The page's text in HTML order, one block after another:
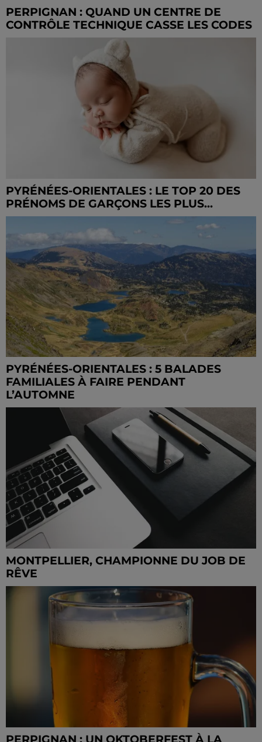
PERPIGNAN : QUAND UN CENTRE DE
CONTRÔLE TECHNIQUE CASSE LES CODES
PYRÉNÉES-ORIENTALES : LE TOP 20 DES
PRÉNOMS DE GARÇONS LES PLUS...
PYRÉNÉES-ORIENTALES : 5 BALADES
FAMILIALES À FAIRE PENDANT
L’AUTOMNE
MONTPELLIER, CHAMPIONNE DU JOB DE
RÊVE
PERPIGNAN : UN OKTOBERFEST À LA